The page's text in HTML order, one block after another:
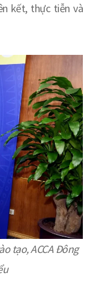
kết, thực tiễn và
tạo, ACCA Đông